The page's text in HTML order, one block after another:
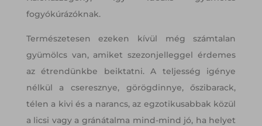
fogyókúrázóknak.
Természetesen ezeken kívül még számtalan
gyümölcs van, amiket szezonjelleggel érdemes
az étrendünkbe beiktatni. A teljesség igénye
nélkül a cseresznye, görögdinnye, őszibarack,
télen a kivi és a narancs, az egzotikusabbak közül
a licsi vagy a gránátalma mind-mind jó, ha helyet